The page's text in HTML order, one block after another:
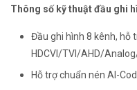
Thông số kỹ thuật đầu ghi
Đầu ghi hình 8 kênh, hỗ
HDCVI/TVI/AHD/
Hỗ trợ chuẩn nén AI-